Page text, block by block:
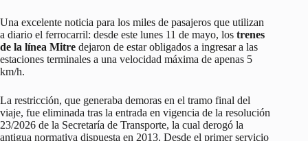
Una excelente noticia para los miles de pasajeros que utilizan
a diario el ferrocarril: desde este lunes 11 de mayo, los trenes
de la línea Mitre dejaron de estar obligados a ingresar a las
estaciones terminales a una velocidad máxima de apenas 5
km/h.
La restricción, que generaba demoras en el tramo final del
viaje, fue eliminada tras la entrada en vigencia de la resolución
23/2026 de la Secretaría de Transporte, la cual derogó la
antigua normativa dispuesta en 2013. Desde el primer servicio